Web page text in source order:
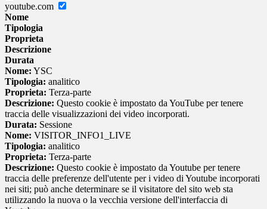
youtube.com
Nome
Tipologia
Proprieta
Descrizione
Durata
Nome: YSC
Tipologia: analitico
Proprieta: Terza-parte
Descrizione: Questo cookie è impostato da YouTube per tenere
traccia delle visualizzazioni dei video incorporati.
Durata: Sessione
Nome: VISITOR_INFO1_LIVE
Tipologia: analitico
Proprieta: Terza-parte
Descrizione: Questo cookie è impostato da Youtube per tenere
traccia delle preferenze dell'utente per i video di Youtube incorporati
nei siti; può anche determinare se il visitatore del sito web sta
utilizzando la nuova o la vecchia versione dell'interfaccia di